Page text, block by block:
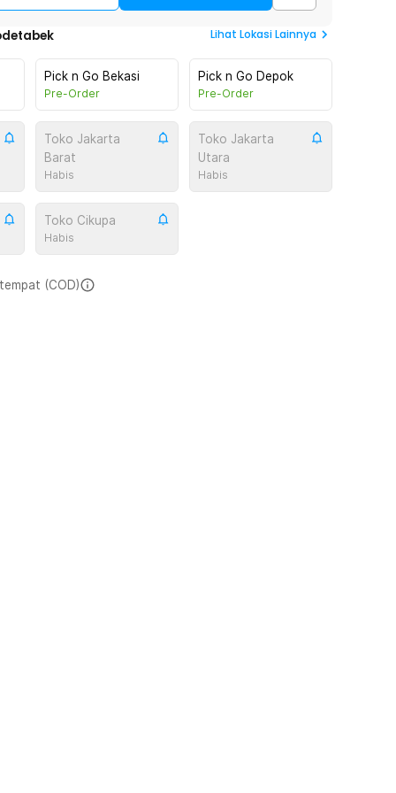
Lihat Lokasi Lainnya
Pick n Go Bekasi
Pre-Order
Pick n Go Depok
Pre-Order
Toko Jakarta
Barat
Habis
Toko Jakarta
Utara
Habis
Toko Cikupa
Habis
(COD)